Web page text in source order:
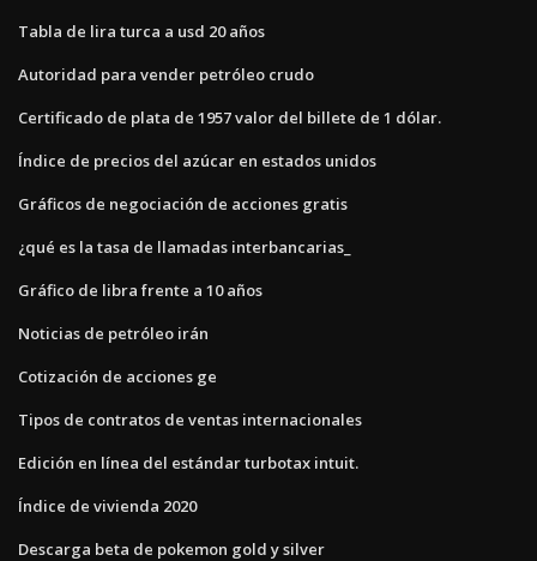
Tabla de lira turca a usd 20 años
Autoridad para vender petróleo crudo
Certificado de plata de 1957 valor del billete de 1 dólar.
Índice de precios del azúcar en estados unidos
Gráficos de negociación de acciones gratis
¿qué es la tasa de llamadas interbancarias_
Gráfico de libra frente a 10 años
Noticias de petróleo irán
Cotización de acciones ge
Tipos de contratos de ventas internacionales
Edición en línea del estándar turbotax intuit.
Índice de vivienda 2020
Descarga beta de pokemon gold y silver